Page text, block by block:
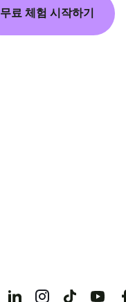
무료 체험 시작하기